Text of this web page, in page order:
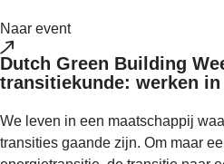
Naar event
Dutch Green Building
transitiekunde: werken
We leven in een maatschappij
transities gaande zijn. Om maar